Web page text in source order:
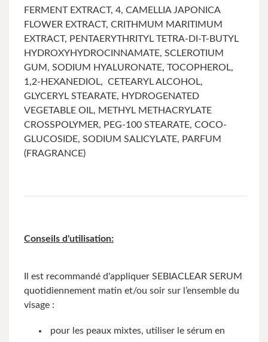
FERMENT EXTRACT, 4, CAMELLIA JAPONICA
FLOWER EXTRACT, CRITHMUM MARITIMUM
EXTRACT, PENTAERYTHRITYL TETRA-DI-T-BUTYL
HYDROXYHYDROCINNAMATE, SCLEROTIUM
GUM, SODIUM HYALURONATE, TOCOPHEROL,
1,2-HEXANEDIOL, CETEARYL ALCOHOL,
GLYCERYL STEARATE, HYDROGENATED
VEGETABLE OIL, METHYL METHACRYLATE
CROSSPOLYMER, PEG-100 STEARATE, COCO-
GLUCOSIDE, SODIUM SALICYLATE, PARFUM
(FRAGRANCE)
Conseils d'utilisation:
Il est recommandé d'appliquer SEBIACLEAR SERUM
quotidiennement matin et/ou soir sur l’ensemble du
visage :
pour les peaux mixtes, utiliser le sérum en